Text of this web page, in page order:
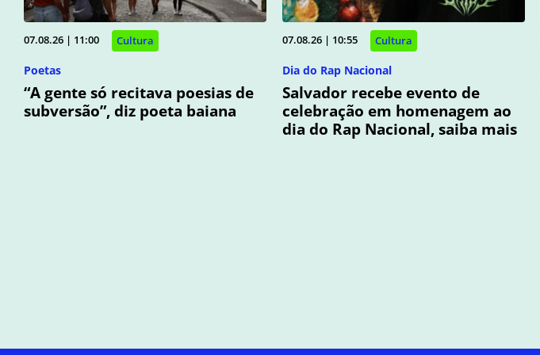
07.08.26 | 11:00 Cultura
Poetas
“A gente só recitava poesias de
subversão”, diz poeta baiana
07.08.26 | 10:55 Cultura
Dia do Rap Nacional
Salvador recebe evento de
celebração em homenagem ao
dia do Rap Nacional, saiba mais